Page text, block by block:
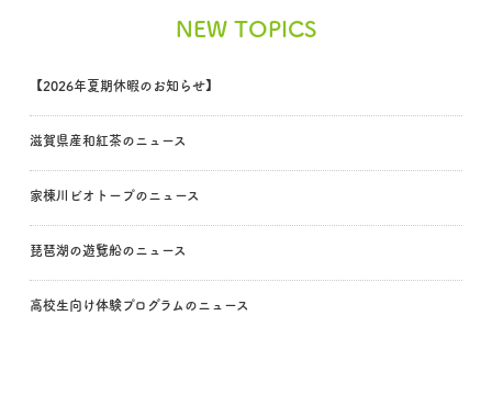
NEW TOPICS
【2026年夏期休暇のお知らせ】
滋賀県産和紅茶のニュース
家棟川ビオトープのニュース
琵琶湖の遊覧船のニュース
高校生向け体験プログラムのニュース